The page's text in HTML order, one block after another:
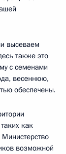
высеваем
также это
с семенами
весеннюю,
обеспечены.
как
Министерство
возможной